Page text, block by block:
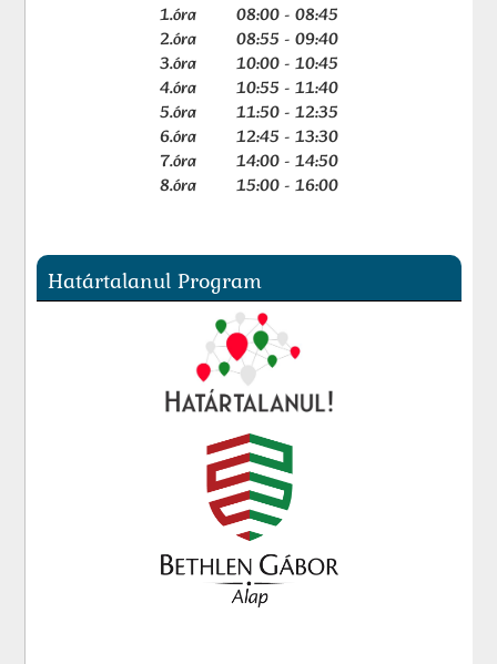
1.óra 08:00 - 08:45
2.óra 08:55 - 09:40
3.óra 10:00 - 10:45
4.óra 10:55 - 11:40
5.óra 11:50 - 12:35
6.óra 12:45 - 13:30
7.óra 14:00 - 14:50
8.óra 15:00 - 16:00
Határtalanul Program